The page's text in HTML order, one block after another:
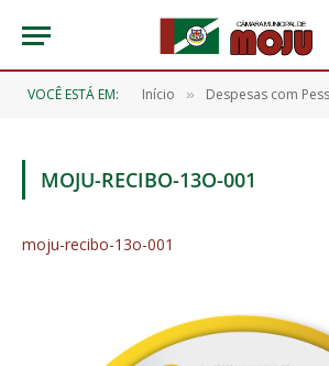
VOCÊ ESTÁ EM: Início » Despesas com
MOJU-RECIBO-13O-001
moju-recibo-13o-001